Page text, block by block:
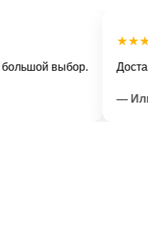
выбор.
★★★★★
Доставка
— Илья